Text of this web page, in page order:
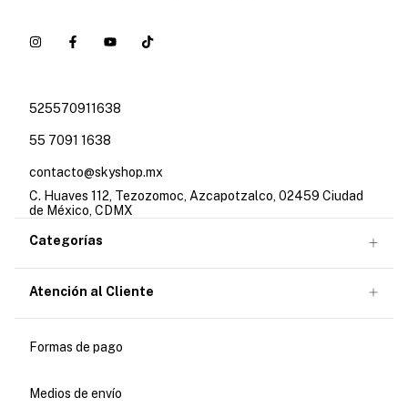
525570911638
55 7091 1638
contacto@skyshop.mx
C. Huaves 112, Tezozomoc, Azcapotzalco, 02459 Ciudad
de México, CDMX
Categorías
Atención al Cliente
Formas de pago
Medios de envío